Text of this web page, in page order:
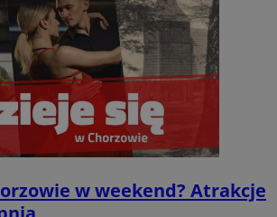
w weekend? Atrakcje